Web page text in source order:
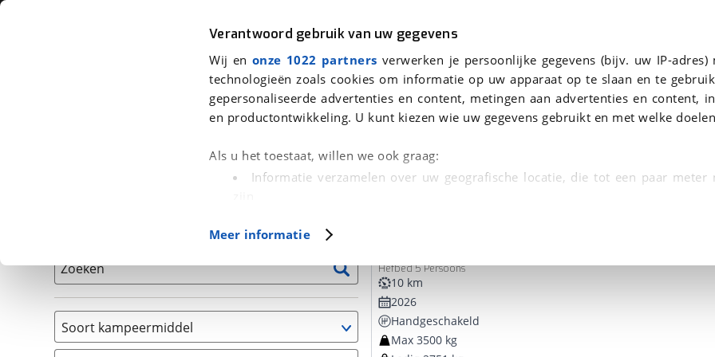
Verantwoord gebruik van uw gegevens
Wij en onze 1022 partners verwerken je persoonlijke gegevens (bijv. uw IP-adres)
technologieën zoals cookies om informatie op uw apparaat op te slaan en te
gepersonaliseerde advertenties en content, metingen aan advertenties en content,
en productontwikkeling. U kunt kiezen wie uw gegevens gebruikt en met welke
Als u het toestaat, willen we ook graag:
Informatie verzamelen over uw geografische locatie, die tot een paar meter
(fingerprinting)
in. U kunt uw toestemming op elk moment wijzigen of
Cookieverklaring.
Met cookies en vergelijkbare technieken zorgen we voor een betere en meer
Functionele cookies zorgen ervoor dat de website goed werkt. Ook gebruiken we
Meer informatie
Auto Fiets Motor
Kampeervoertuigen
We hebben 2 kampeervoertuigen voor je gevonden
Zoeken
Soort kampeermiddel
Camper (2)
Hefbed 5 Persoons
10 km
2026
Handgeschakeld
Max 3500 kg